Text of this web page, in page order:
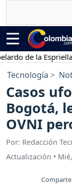
de la Espriella
Tecnología
Casos
Bogotá,
OVNI
Por: Redacción
Actualización •